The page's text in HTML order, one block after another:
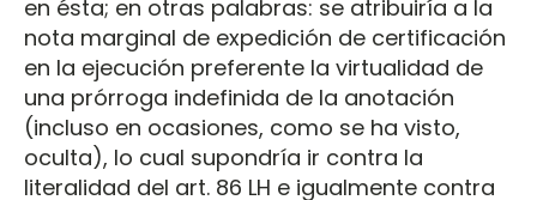
en ésta; en otras palabras: se atribuiría a la
nota marginal de expedición de certificación
en la ejecución preferente la virtualidad de
una prórroga indefinida de la anotación
(incluso en ocasiones, como se ha visto,
oculta), lo cual supondría ir contra la
literalidad del art. 86 LH e igualmente contra